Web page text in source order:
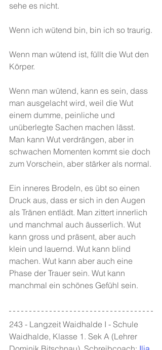
sehe es nicht.
Wenn ich wütend bin, bin ich so traurig.
Wenn man wütend ist, füllt die Wut den
Körper.
Wenn man wütend, kann es sein, dass
man ausgelacht wird, weil die Wut
einem dumme, peinliche und
unüberlegte Sachen machen lässt.
Man kann Wut verdrängen, aber in
schwachen Momenten kommt sie doch
zum Vorschein, aber stärker als normal.
Ein inneres Brodeln, es übt so einen
Druck aus, dass er sich in den Augen
als Tränen entlädt. Man zittert innerlich
und manchmal auch äusserlich. Wut
kann gross und präsent, aber auch
klein und lauernd. Wut kann blind
machen. Wut kann aber auch eine
Phase der Trauer sein. Wut kann
manchmal ein schönes Gefühl sein.
243 - Langzeit Waidhalde I - Schule
Waidhalde, Klasse 1. Sek A (Lehrer